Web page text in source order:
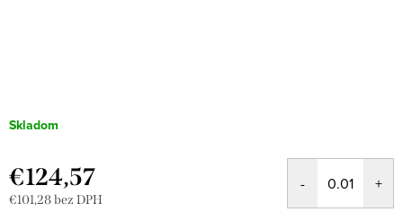
Skladom
€124,57
€101,28 bez DPH